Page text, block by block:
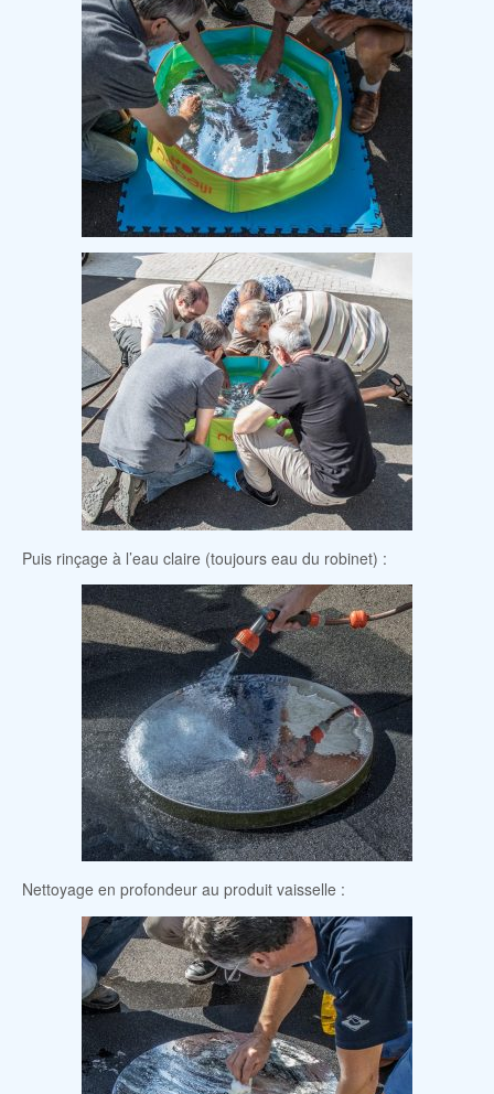
Puis rinçage à l’eau claire (toujours eau du robinet) :
Nettoyage en profondeur au produit vaisselle :